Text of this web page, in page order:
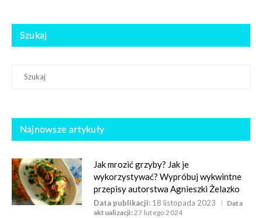
Szukaj
Najnowsze artykuły
Jak mrozić grzyby? Jak je
wykorzystywać? Wypróbuj wykwintne
przepisy autorstwa Agnieszki Żelazko
Data publikacji: 18 listopada 2023
Data
aktualizacji:27 lutego 2024